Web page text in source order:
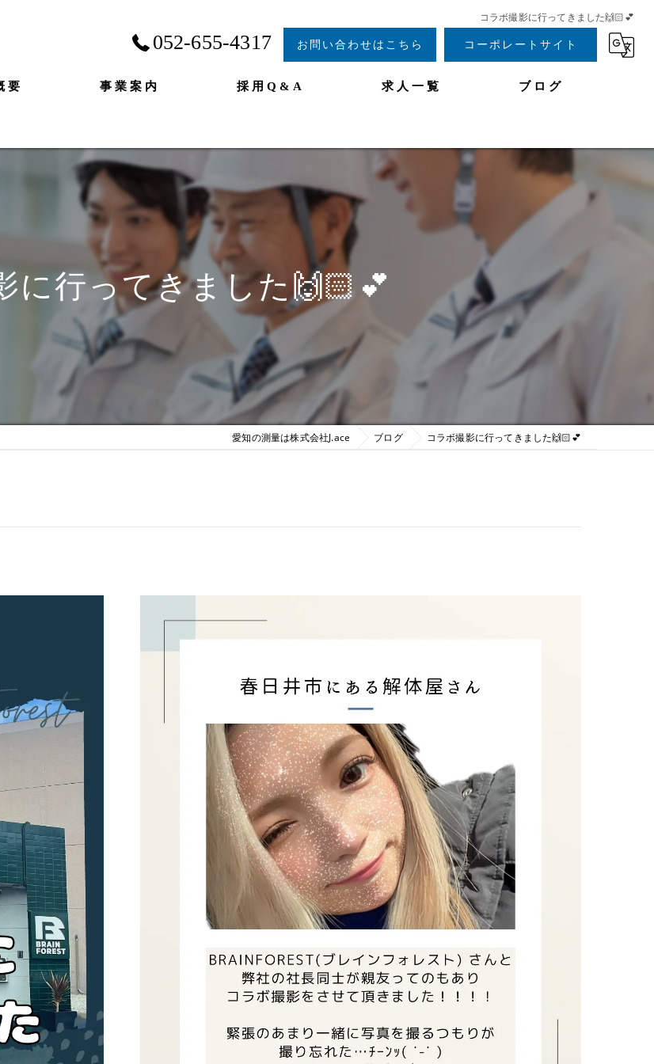
コラボ撮影に行ってきました🙌🏻︎‪💕
052-655-4317 お問い合わせはこちら コーポレートサイト
要 事業案内 採用Q&A 求人一覧 ブログ
に行ってきました🙌🏻︎‪💕
愛知の測量は株式会社J.ace ブログ コラボ撮影に行ってきました🙌🏻︎‪💕